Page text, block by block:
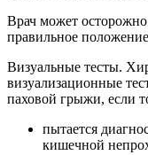
Врач может
правильное
Визуальные тесты.
визуализационные
паховой грыжи, если
пытается
кишечной